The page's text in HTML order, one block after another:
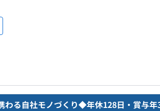
わる自社モノづくり◆年休128日・賞与年